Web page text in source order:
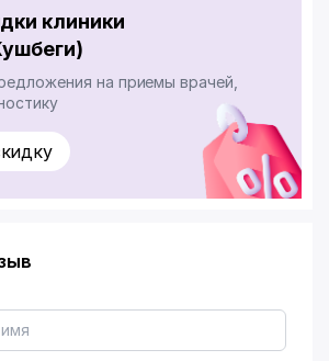
клиники
на приемы врачей,